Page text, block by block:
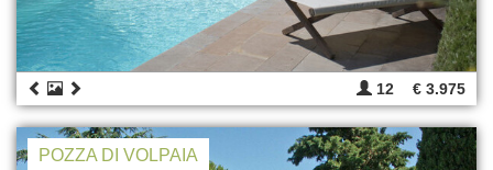
12 € 3.975
POZZA DI VOLPAIA